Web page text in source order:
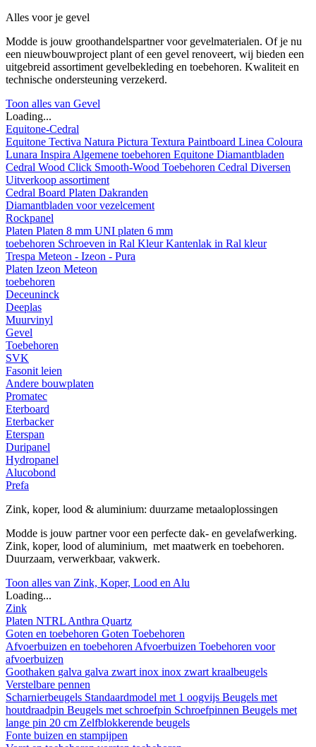
Alles voor je gevel
Modde is jouw groothandelspartner voor gevelmaterialen. Of je nu
een nieuwbouwproject plant of een gevel renoveert, wij bieden een
uitgebreid assortiment gevelbekleding en toebehoren. Kwaliteit en
technische ondersteuning verzekerd.
Toon alles van Gevel
Loading...
Equitone-Cedral
Equitone Tectiva Natura Pictura Textura Paintboard Linea Coloura
Lunara Inspira Algemene toebehoren Equitone Diamantbladen
Cedral Wood Click Smooth-Wood Toebehoren Cedral Diversen
Uitverkoop assortiment
Cedral Board Platen Dakranden
Diamantbladen voor vezelcement
Rockpanel
Platen Platen 8 mm UNI platen 6 mm
toebehoren Schroeven in Ral KleurKantenlak in Ral kleur
Trespa Meteon - Izeon - Pura
Platen Izeon Meteon
toebehoren
Deceuninck
Deeplas
Muurvinyl
Gevel
Toebehoren
SVK
Fasonit leien
Andere bouwplaten
Promatec
Eterboard
Eterbacker
Eterspan
Duripanel
Hydropanel
Alucobond
Prefa
Zink, koper, lood & aluminium: duurzame metaaloplossingen
Modde is jouw partner voor een perfecte dak- en gevelafwerking.
Zink, koper, lood of aluminium, met maatwerk en toebehoren.
Duurzaam, verwerkbaar, vakwerk.
Toon alles van Zink, Koper, Lood en Alu
Loading...
Zink
Platen NTRL Anthra Quartz
Goten en toebehoren Goten Toebehoren
Afvoerbuizen en toebehoren Afvoerbuizen Toebehoren voor
afvoerbuizen
Goothaken galva galva zwart inox inox zwart kraalbeugels
Verstelbare pennen
Scharnierbeugels Standaardmodel met 1 oogvijs Beugels met
houtdraadpin Beugels met schroefpin Schroefpinnen Beugels met
lange pin 20 cm Zelfblokkerende beugels
Fonte buizen en stampijpen